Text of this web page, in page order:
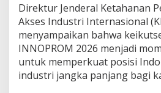
Direktur Jenderal Ketahanan
Akses Industri Internasional
menyampaikan bahwa
INNOPROM 2026 menjadi
untuk memperkuat posisi
industri jangka panjang bagi